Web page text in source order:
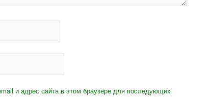
и адрес сайта в этом браузере для последующих